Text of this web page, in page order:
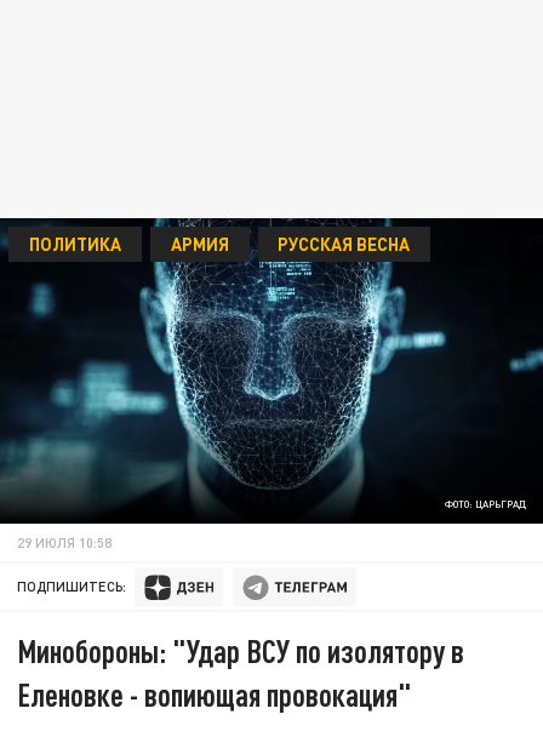
ФОТО: ЦАРЬГРАД
ПОЛИТИКА АРМИЯ РУССКАЯ ВЕСНА
29 ИЮЛЯ 10:58
ПОДПИШИТЕСЬ:
Минобороны: "Удар ВСУ по изолятору в
Еленовке - вопиющая провокация"